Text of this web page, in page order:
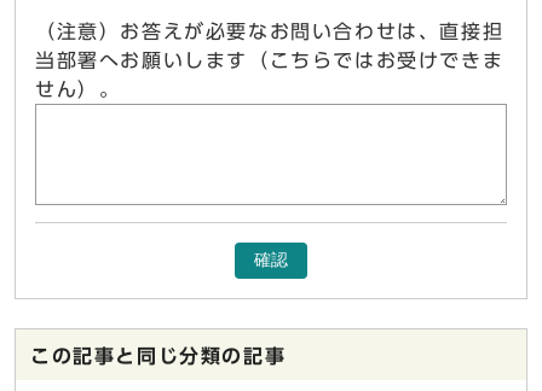
（注意）お答えが必要なお問い合わせは、直接担
当部署へお願いします（こちらではお受けできま
せん）。
確認
この記事と同じ分類の記事